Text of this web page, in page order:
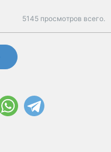
5145 просмотров всего.